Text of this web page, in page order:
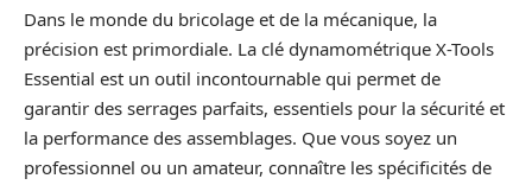
Dans le monde du bricolage et de la mécanique, la
précision est primordiale. La clé dynamométrique X-Tools
Essential est un outil incontournable qui permet de
garantir des serrages parfaits, essentiels pour la sécurité et
la performance des assemblages. Que vous soyez un
professionnel ou un amateur, connaître les spécificités de